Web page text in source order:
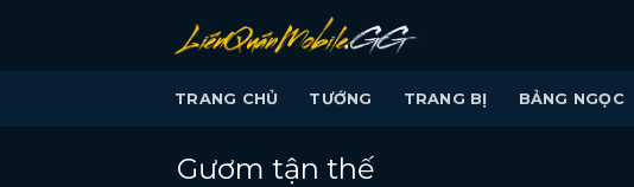
TRANG CHỦ TƯỚNG TRANG BỊ BẢNG NGỌC
Gươm tận thế